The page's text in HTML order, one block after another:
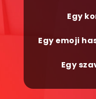
Egy
Egy emoji
Egy